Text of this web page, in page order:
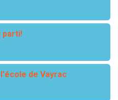
parti!
de Vayrac